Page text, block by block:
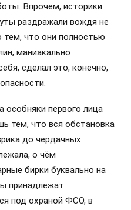
Впрочем, историки
раздражали вождя не
тем, что они полностью
маниакально
сделал это, конечно,
особняки первого лица
тем, что вся обстановка
до чердачных
о чём
бирки буквально на
принадлежат
под охраной ФСО, в